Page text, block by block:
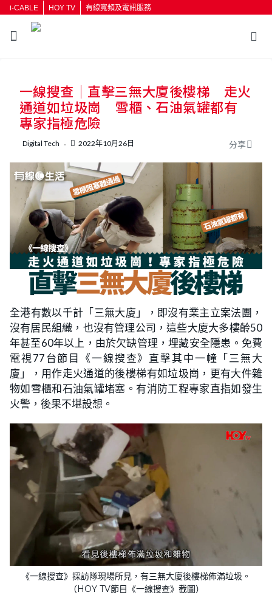
i-CABLE HOY TV 有線寬頻及電訊服務
按輸入鍵開始搜尋
一線搜查｜直擊三無大廈後樓梯 走火
通道如垃圾崗 雪櫃、石油氣罐都有
專家指極危險
Digital Tech 2022年10月26日 分享
全港有數以千計「三無大廈」，即沒有業主立案法團，
沒有居民組織，也沒有管理公司，這些大廈大多樓齡50
年甚至60年以上，由於欠缺管理，埋藏安全隱患。免費
電視77台節目《一線搜查》直擊其中一幢「三無大
廈」，用作走火通道的後樓梯有如垃圾崗，更有大件雜
物如雪櫃和石油氣罐堵塞。有消防工程專家直指如發生
火警，後果不堪設想。
《一線搜查》採訪隊現場所見，有三無大廈後樓梯佈滿垃圾。
（HOY TV節目《一線搜查》截圖）